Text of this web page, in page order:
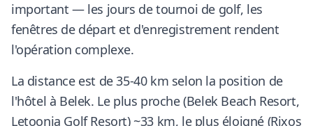
important — les jours de tournoi de golf, les
fenêtres de départ et d'enregistrement rendent
l'opération complexe.
La distance est de 35-40 km selon la position de
l'hôtel à Belek. Le plus proche (Belek Beach Resort,
Letoonia Golf Resort) ~33 km, le plus éloigné (Rixos